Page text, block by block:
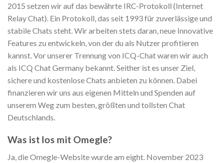
2015 setzen wir auf das bewährte IRC-Protokoll (Internet
Relay Chat). Ein Protokoll, das seit 1993 für zuverlässige und
stabile Chats steht. Wir arbeiten stets daran, neue Innovative
Features zu entwickeln, von der du als Nutzer profitieren
kannst. Vor unserer Trennung von ICQ-Chat waren wir auch
als ICQ Chat Germany bekannt. Seither ist es unser Ziel,
sichere und kostenlose Chats anbieten zu können. Dabei
finanzieren wir uns aus eigenen Mitteln und Spenden auf
unserem Weg zum besten, größten und tollsten Chat
Deutschlands.
Was ist los mit Omegle?
Ja, die Omegle-Website wurde am eight. November 2023